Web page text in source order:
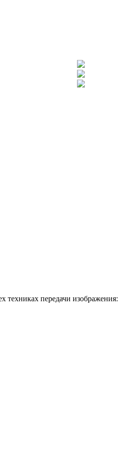
техниках передачи изображения: